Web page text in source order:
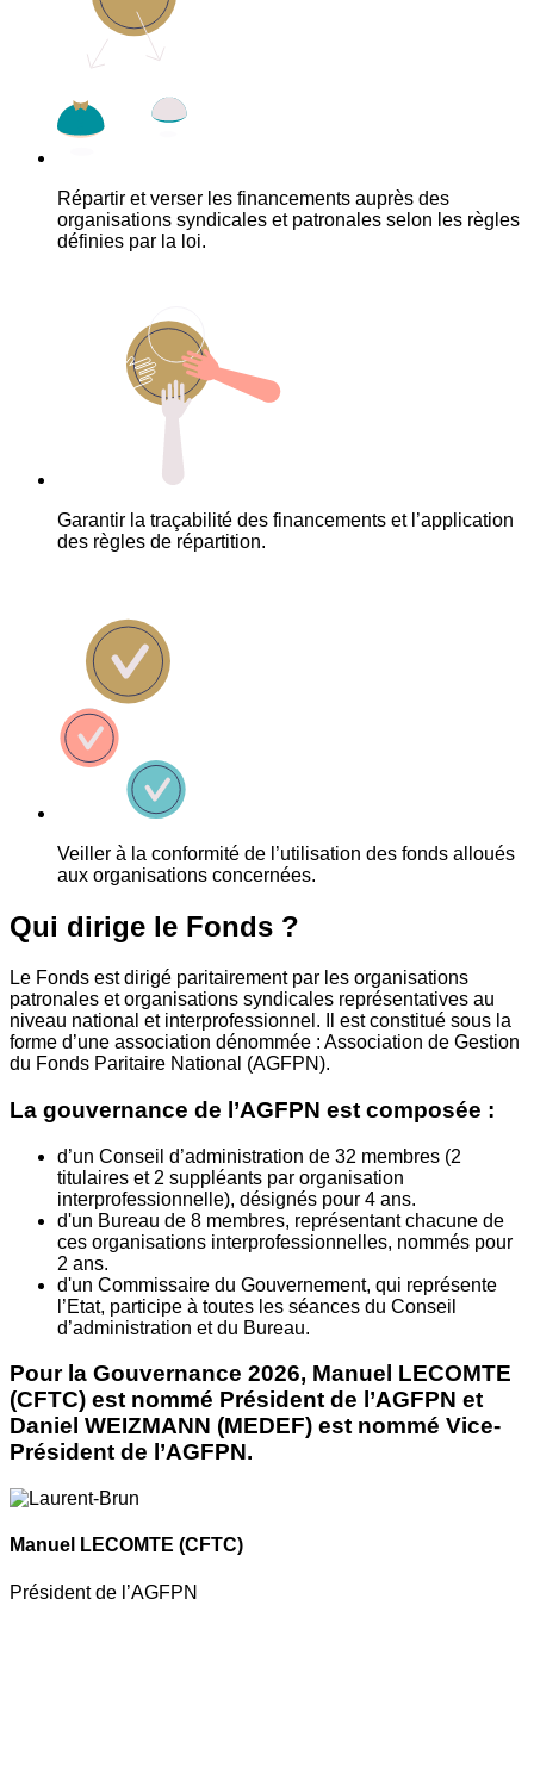
Répartir et verser les financements auprès des
organisations syndicales et patronales selon les règles
définies par la loi.
Garantir la traçabilité des financements et l’application
des règles de répartition.
Veiller à la conformité de l’utilisation des fonds alloués
aux organisations concernées.
Qui dirige le Fonds ?
Le Fonds est dirigé paritairement par les organisations
patronales et organisations syndicales représentatives au
niveau national et interprofessionnel. Il est constitué sous la
forme d’une association dénommée : Association de Gestion
du Fonds Paritaire National (AGFPN).
La gouvernance de l’AGFPN est composée :
d’un Conseil d’administration de 32 membres (2
titulaires et 2 suppléants par organisation
interprofessionnelle), désignés pour 4 ans.
d'un Bureau de 8 membres, représentant chacune de
ces organisations interprofessionnelles, nommés pour
2 ans.
d'un Commissaire du Gouvernement, qui représente
l’Etat, participe à toutes les séances du Conseil
d’administration et du Bureau.
Pour la Gouvernance 2026, Manuel LECOMTE
(CFTC) est nommé Président de l’AGFPN et
Daniel WEIZMANN (MEDEF) est nommé Vice-
Président de l’AGFPN.
Manuel LECOMTE (CFTC)
Président de l’AGFPN